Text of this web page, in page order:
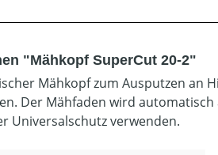
"Mähkopf SuperCut 20-2"
Mähkopf zum Ausputzen an
Der Mähfaden wird
Universalschutz verwenden.